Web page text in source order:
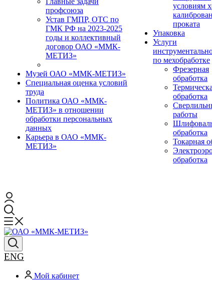
профсоюза
Устав ГМПР, ОТС по
ГМК РФ на 2023-2025
годы и коллективный
договор ОАО «ММК-
МЕТИЗ»
Музей ОАО «ММК-МЕТИЗ»
Специальная оценка условий
труда
Политика ОАО «ММК-
МЕТИЗ» в отношении
обработки персональных
данных
Карьера в ОАО «ММК-
МЕТИЗ»
условиям
проката
Упаковка
Услуги
по мехобработке
Фрезерная
обработка
обработка
работы
обработка
Токарная
обработка
ENG
Мой кабинет